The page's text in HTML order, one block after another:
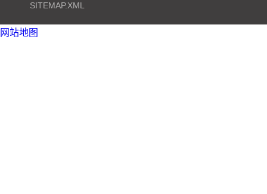
SITEMAP.XML
网站地图